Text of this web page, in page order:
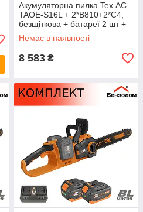
Акумуляторна пилка Tex.AC
TAOE-S16L + 2*B810+2*C4,
безщіткова + батареї 2 шт +
зарядний пристрій
Немає в наявності
8 583 ₴